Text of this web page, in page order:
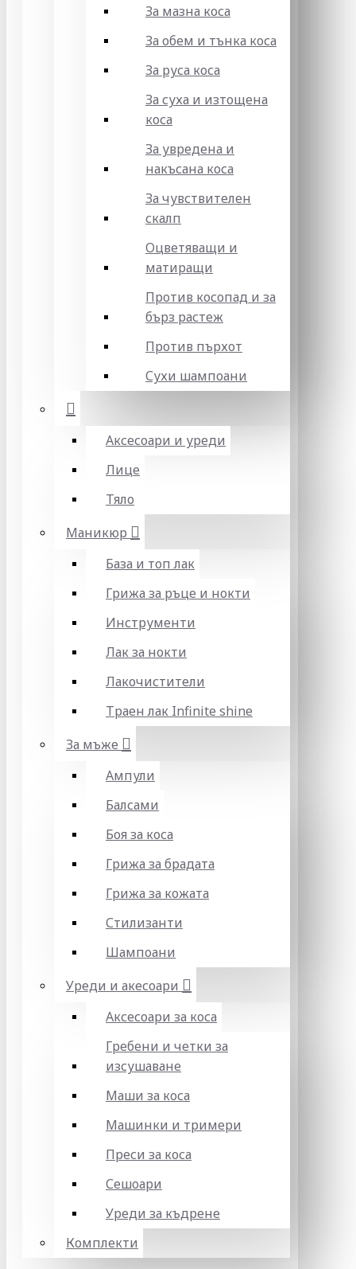
За мазна коса
За обем и тънка коса
За руса коса
За суха и изтощена
коса
За увредена и
накъсана коса
За чувствителен
скалп
Оцветяващи и
матиращи
Против косопад и за
бърз растеж
Против пърхот
Сухи шампоани
Аксесоари и уреди
Лице
Тяло
Маникюр
База и топ лак
Грижа за ръце и нокти
Инструменти
Лак за нокти
Лакочистители
Траен лак Infinite shine
За мъже
Ампули
Балсами
Боя за коса
Грижа за брадата
Грижа за кожата
Стилизанти
Шампоани
Уреди и акесоари
Аксесоари за коса
Гребени и четки за
изсушаване
Маши за коса
Машинки и тримери
Преси за коса
Сешоари
Уреди за къдрене
Комплекти